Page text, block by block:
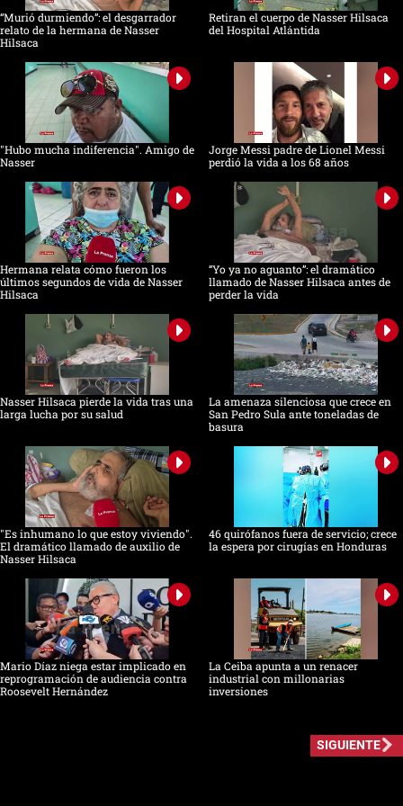
“Murió durmiendo”: el desgarrador
relato de la hermana de Nasser
Hilsaca
Retiran el cuerpo de Nasser Hilsaca
del Hospital Atlántida
"Hubo mucha indiferencia". Amigo de
Nasser
Jorge Messi padre de Lionel Messi
perdió la vida a los 68 años
Hermana relata cómo fueron los
últimos segundos de vida de Nasser
Hilsaca
“Yo ya no aguanto”: el dramático
llamado de Nasser Hilsaca antes de
perder la vida
Nasser Hilsaca pierde la vida tras una
larga lucha por su salud
La amenaza silenciosa que crece en
San Pedro Sula ante toneladas de
basura
"Es inhumano lo que estoy viviendo".
El dramático llamado de auxilio de
Nasser Hilsaca
46 quirófanos fuera de servicio; crece
la espera por cirugías en Honduras
Mario Díaz niega estar implicado en
reprogramación de audiencia contra
Roosevelt Hernández
La Ceiba apunta a un renacer
industrial con millonarias
inversiones
SIGUIENTE